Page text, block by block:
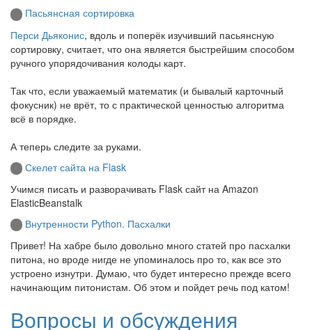
Пасьянсная сортировка
Перси Дьяконис, вдоль и поперёк изучивший пасьянсную
сортировку, считает, что она является быстрейшим способом
ручного упорядочивания колоды карт.
Так что, если уважаемый математик (и бывалый карточный
фокусник) не врёт, то с практической ценностью алгоритма
всё в порядке.
А теперь следите за руками.
Скелет сайта на Flask
Учимся писать и разворачивать Flask сайт на Amazon
ElasticBeanstalk
Внутренности Python. Пасхалки
Привет! На хабре было довольно много статей про пасхалки
питона, но вроде нигде не упоминалось про то, как все это
устроено изнутри. Думаю, что будет интересно прежде всего
начинающим питонистам. Об этом и пойдет речь под катом!
Вопросы и обсуждения